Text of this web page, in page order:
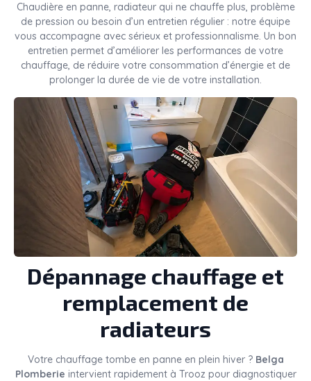
Chaudière en panne, radiateur qui ne chauffe plus, problème
de pression ou besoin d’un entretien régulier : notre équipe
vous accompagne avec sérieux et professionnalisme. Un bon
entretien permet d’améliorer les performances de votre
chauffage, de réduire votre consommation d’énergie et de
prolonger la durée de vie de votre installation.
Dépannage chauffage et
remplacement de
radiateurs
Votre chauffage tombe en panne en plein hiver ? Belga
Plomberie intervient rapidement à Trooz pour diagnostiquer